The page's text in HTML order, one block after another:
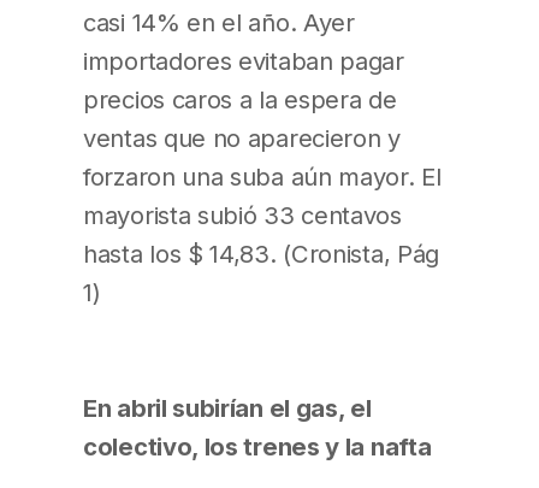
casi 14% en el año. Ayer
importadores evitaban pagar
precios caros a la espera de
ventas que no aparecieron y
forzaron una suba aún mayor. El
mayorista subió 33 centavos
hasta los $ 14,83. (Cronista, Pág
1)
En abril subirían el gas, el
colectivo, los trenes y la nafta